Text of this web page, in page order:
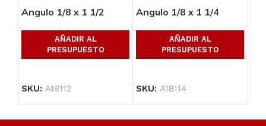
Angulo 1/8 x 1 1/2
AÑADIR AL
PRESUPUESTO
SKU: A18112
Angulo 1/8 x 1 1/4
AÑADIR AL
PRESUPUESTO
SKU: A18114